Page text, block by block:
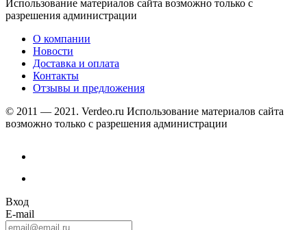
Использование материалов сайта возможно только с
разрешения администрации
О компании
Новости
Доставка и оплата
Контакты
Отзывы и предложения
© 2011 — 2021. Verdeo.ru Использование материалов сайта
возможно только с разрешения администрации
Вход
E-mail